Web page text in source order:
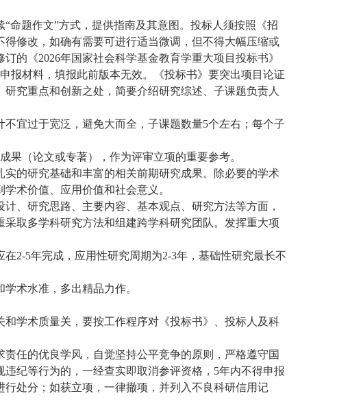
“命题作文”方式，提供指南及其意图。投标人须按照《招
修改，如确有需要可进行适当微调，但不得大幅压缩或
的《2026年国家社会科学基金教育学重大项目投标书》
报材料，填报此前版本无效。《投标书》要突出项目论证
究重点和创新之处，简要介绍研究综述、子课题负责人
不宜过于宽泛，避免大而全，子课题数量5个左右；每个子
果（论文或专著），作为评审立项的重要参考。
的研究基础和丰富的相关前期研究成果。除必要的学术
术价值、应用价值和社会意义。
、研究思路、主要内容、基本观点、研究方法等方面，
取多学科研究方法和组建跨学科研究团队。发挥重大项
在2-5年完成，应用性研究周期为2-3年，基础性研究最长不
术水准，多出精品力作。
和学术质量关 ， 要按工作程序对《投标书》、投标人及科
任的优良学风，自觉坚持公平竞争的原则，严格遵守国
纪等行为的，一经查实即取消参评资格， 5年内不得申报
处分；如获立项，一律撤项，并列入不良科研信用记